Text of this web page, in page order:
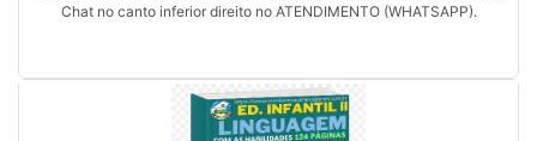
Chat no canto inferior direito no ATENDIMENTO (WHATSAPP).